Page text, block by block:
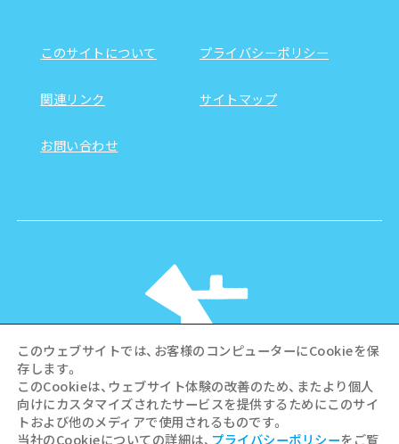
このサイトについて プライバシーポリシー
関連リンク サイトマップ
お問い合わせ
©Hiroshima Tourism Association /
Hiroshima Prefecture / Hiroshima City .
All rights reserved
このウェブサイトでは、お客様のコンピューターにCookieを保
存します。
このCookieは、ウェブサイト体験の改善のため、またより個人
向けにカスタマイズされたサービスを提供するためにこのサイ
トおよび他のメディアで使用されるものです。
当社のCookieについての詳細は、 プライバシーポリシーをご覧